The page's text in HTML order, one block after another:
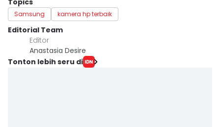
Topics
Samsung kamera hp terbaik
Editorial Team
Editor
Anastasia Desire
Tonton lebih seru di